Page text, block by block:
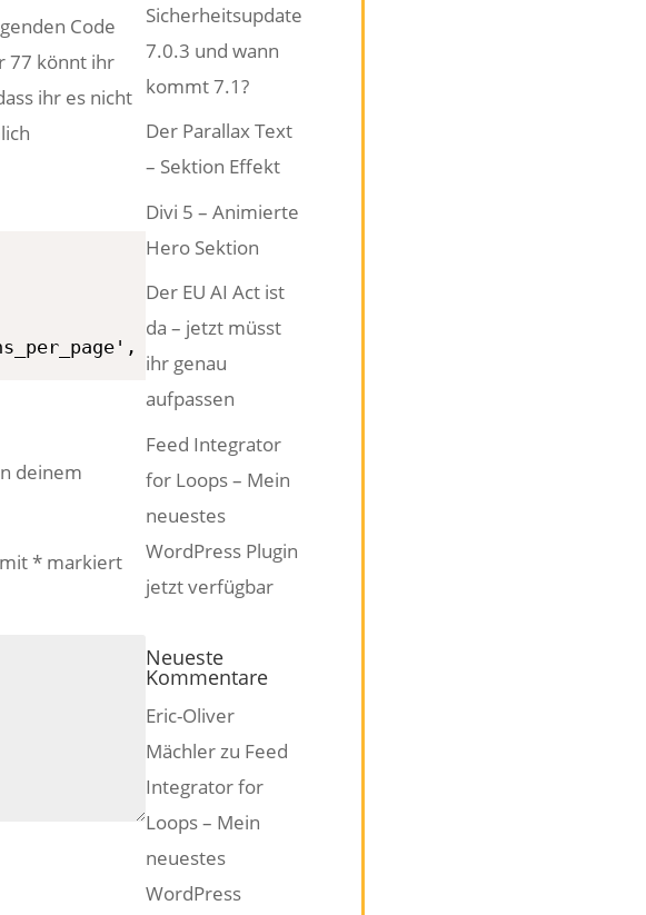
Code
77 könnt ihr
ihr es nicht
'update_anzahl_prod_varianten');
deinem
*markiert
Sicherheitsupdate
7.0.3 und wann
kommt 7.1?
Der Parallax Text
– Sektion Effekt
Divi 5 – Animierte
Hero Sektion
Der EU AI Act ist
da – jetzt müsst
ihr genau
aufpassen
Feed Integrator
for Loops – Mein
neuestes
WordPress Plugin
jetzt verfügbar
Neueste
Kommentare
Eric-Oliver
Mächlerzu Feed
Integrator for
Loops – Mein
neuestes
WordPress